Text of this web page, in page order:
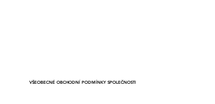
VŠEOBECNÉ OBCHODNÍ PODMÍNKY SPOLEČNOSTI